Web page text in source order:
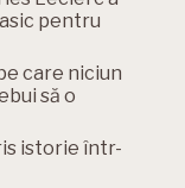
pentru
care niciun
să o
istorie într-